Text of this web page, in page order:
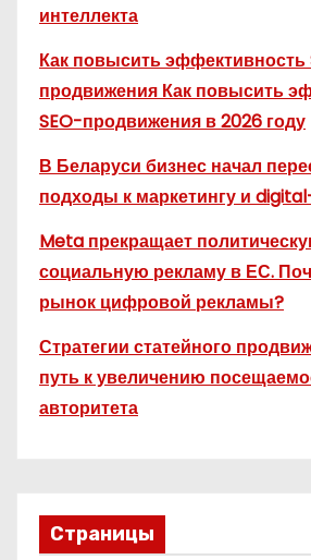
интеллекта
Как повысить эффективность
продвижения Как повысить
SEO-продвижения в 2026 году
В Беларуси бизнес начал
подходы к маркетингу и
Meta прекращает
социальную рекламу в ЕС.
рынок цифровой рекламы?
Стратегии статейного
путь к увеличению
авторитета
Страницы